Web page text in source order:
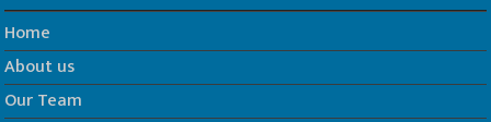
Home
About us
Our Team